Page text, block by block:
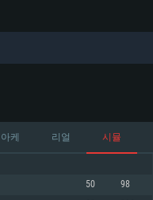
아케 리얼 시뮬
50 98